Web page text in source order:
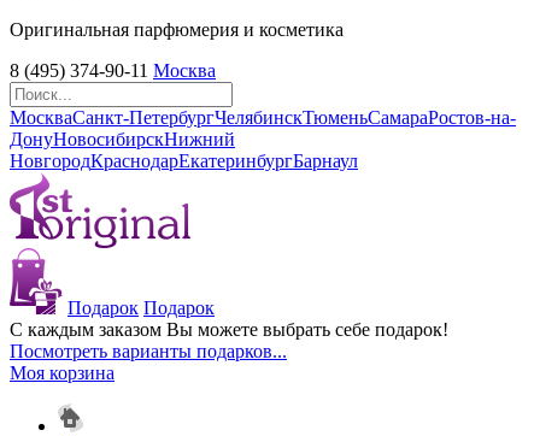
Оригинальная парфюмерия и косметика
8 (495) 374-90-11 Москва
МоскваСанкт-ПетербургЧелябинскТюменьСамараРостов-на-
ДонуНовосибирскНижний
НовгородКраснодарЕкатеринбургБарнаул
Подарок Подарок
С каждым заказом Вы можете выбрать себе подарок!
Посмотреть варианты подарков...
Моя корзина